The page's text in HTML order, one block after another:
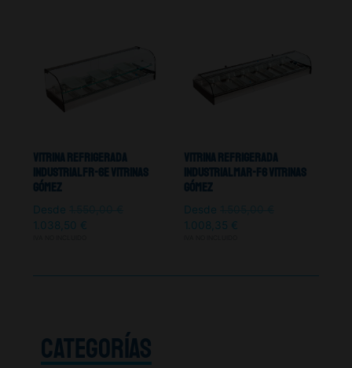
Vitrina Refrigerada
Industrial FR-6E Vitrinas
Gómez
Desde
1.038,50 €
Vitrina Refrigerada
Industrial MAR-F6 Vitrinas
Gómez
Desde
1.008,35 €
CATEGORÍAS